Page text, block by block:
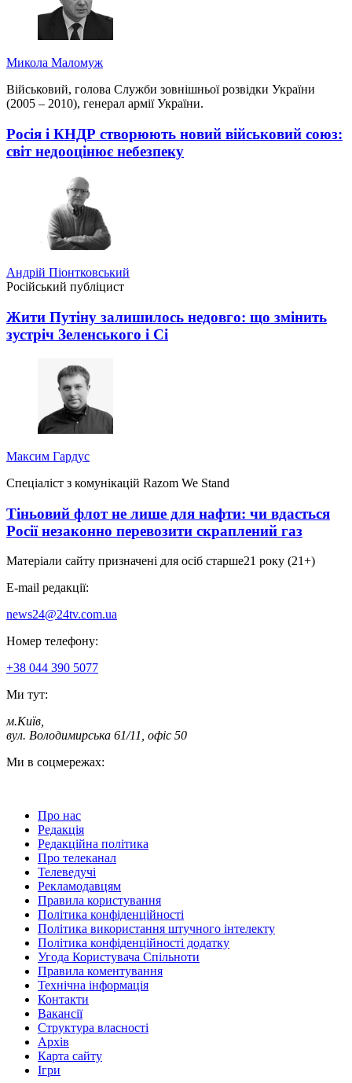
Микола Маломуж
Військовий, голова Служби зовнішньої розвідки України
(2005 – 2010), генерал армії України.
Росія і КНДР створюють новий військовий союз:
світ недооцінює небезпеку
Андрій Піонтковський
Російський публіцист
Жити Путіну залишилось недовго: що змінить
зустріч Зеленського і Сі
Максим Гардус
Спеціаліст з комунікацій Razom We Stand
Тіньовий флот не лише для нафти: чи вдасться
Росії незаконно перевозити скраплений газ
Матеріали сайту призначені для осіб старше21 року (21+)
E-mail редакції:
news24@24tv.com.ua
Номер телефону:
+38 044 390 5077
Ми тут:
м.Київ
вул. Володимирська 61/11, офіс 50
Ми в соцмережах:
Про нас
Редакція
Редакційна політика
Про телеканал
Телеведучі
Рекламодавцям
Правила користування
Політика конфіденційності
Політика використання штучного інтелекту
Політика конфіденційності додатку
Угода Користувача Спільноти
Правила коментування
Технічна інформація
Контакти
Вакансії
Структура власності
Архів
Карта сайту
Ігри